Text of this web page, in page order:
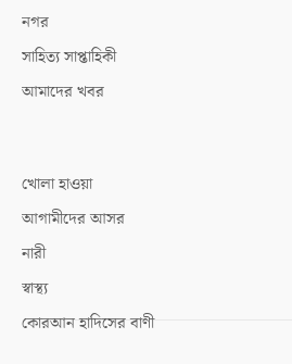
নগর
সাহিত্য সাপ্তাহিকী
আমাদের খবর
খোলা হাওয়া
আগামীদের আসর
নারী
স্বাস্থ্য
কোরআন হাদিসের বাণী